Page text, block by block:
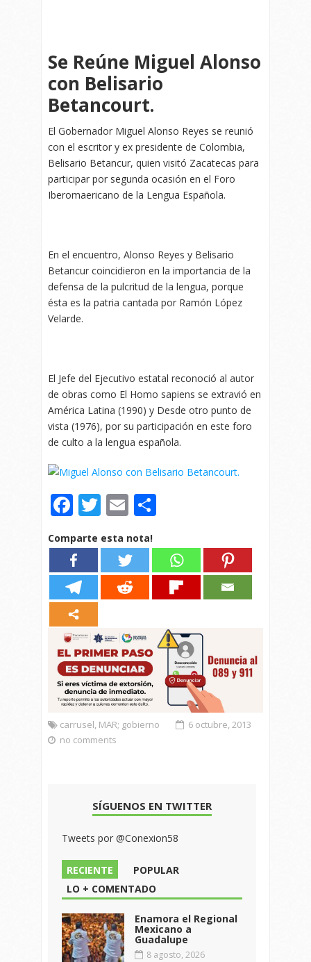
Se Reúne Miguel Alonso
con Belisario
Betancourt.
El Gobernador Miguel Alonso Reyes se reunió
con el escritor y ex presidente de Colombia,
Belisario Betancur, quien visitó Zacatecas para
participar por segunda ocasión en el Foro
Iberomaericano de la Lengua Española.
En el encuentro, Alonso Reyes y Belisario
Betancur coincidieron en la importancia de la
defensa de la pulcritud de la lengua, porque
ésta es la patria cantada por Ramón López
Velarde.
El Jefe del Ejecutivo estatal reconoció al autor
de obras como El Homo sapiens se extravió en
América Latina (1990) y Desde otro punto de
vista (1976), por su participación en este foro
de culto a la lengua española.
Facebook
Twitter
Email
Comparte esta nota!
carrusel, MAR; gobierno
6 octubre, 2013
no comments
SÍGUENOS EN TWITTER
Tweets por @Conexion58
RECIENTE
POPULAR
LO + COMENTADO
Enamora el Regional
Mexicano a
Guadalupe
8 agosto, 2026